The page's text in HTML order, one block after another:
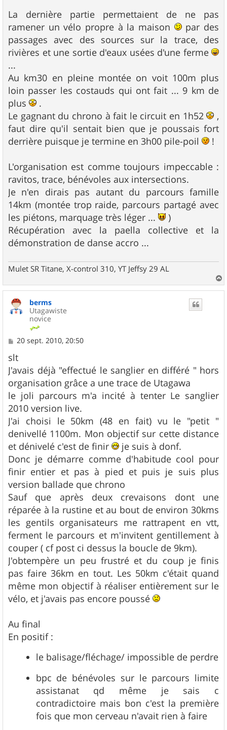
La dernière partie permettaient de ne pas
ramener un vélo propre à la maison
par des
passages avec des sources sur la trace, des
rivières et une sortie d'eaux usées d'une ferme
...
Au km30 en pleine montée on voit 100m plus
loin passer les costauds qui ont fait ... 9 km de
plus
.
Le gagnant du chrono à fait le circuit en 1h52
,
faut dire qu'il sentait bien que je poussais fort
derrière puisque je termine en 3h00 pile-poil
!
L'organisation est comme toujours impeccable :
ravitos, trace, bénévoles aux intersections.
Je n'en dirais pas autant du parcours famille
14km (montée trop raide, parcours partagé avec
les piétons, marquage très léger ...
)
Récupération avec la paella collective et la
démonstration de danse accro ...
Mulet SR Titane, X-control 310, YT Jeffsy 29 AL
a
berms
Utagawiste
novice
M
s
s
a
g
e
20 sept. 2010, 20:50
slt
J'avais déjà "effectué le sanglier en différé " hors
organisation grâce a une trace de Utagawa
le joli parcours m'a incité à tenter Le sanglier
2010 version live.
J'ai choisi le 50km (48 en fait) vu le "petit "
denivellé 1100m. Mon objectif sur cette distance
et dénivelé c'est de finir
je suis à donf.
Donc je démarre comme d'habitude cool pour
finir entier et pas à pied et puis je suis plus
version ballade que chrono
Sauf que après deux crevaisons dont une
réparée à la rustine et au bout de environ 30kms
les gentils organisateurs me rattrapent en vtt,
ferment le parcours et m'invitent gentillement à
couper ( cf post ci dessus la boucle de 9km).
J'obtempère un peu frustré et du coup je finis
pas faire 36km en tout. Les 50km c'était quand
même mon objectif à réaliser entièrement sur le
vélo, et j'avais pas encore poussé
Au final
En positif :
le balisage/fléchage/ impossible de perdre
bpc de bénévoles sur le parcours limite
assistanat qd même je sais c
contradictoire mais bon c'est la première
fois que mon cerveau n'avait rien à faire